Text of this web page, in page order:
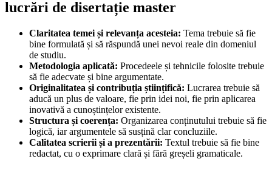
lucrări de disertație master
Claritatea temei și relevanța acesteia: Tema trebuie să fie
bine formulată și să răspundă unei nevoi reale din domeniul
de studiu.
Metodologia aplicată: Procedeele și tehnicile folosite trebuie
să fie adecvate și bine argumentate.
Originalitatea și contribuția științifică: Lucrarea trebuie să
aducă un plus de valoare, fie prin idei noi, fie prin aplicarea
inovativă a cunoștințelor existente.
Structura și coerența: Organizarea conținutului trebuie să fie
logică, iar argumentele să susțină clar concluziile.
Calitatea scrierii și a prezentării: Textul trebuie să fie bine
redactat, cu o exprimare clară și fără greșeli gramaticale.